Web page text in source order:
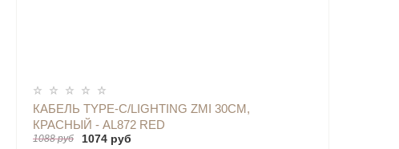
КАБЕЛЬ TYPE-C/LIGHTING ZMI 30СМ,
КРАСНЫЙ - AL872 RED
1088 руб 1074 руб